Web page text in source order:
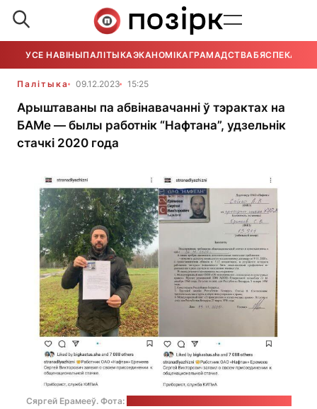
УСЕ НАВІНЫПАЛІТЫКАЭКАНОМІКАГРАМАДСТВАБЯСПЕКА
Палітыка 09.12.2023 15:25
Арыштаваны па абвінавачанні ў тэрактах на
БАМе — былы работнік “Нафтана”, удзельнік
стачкі 2020 года
Сяргей Ерамееў. Фота: